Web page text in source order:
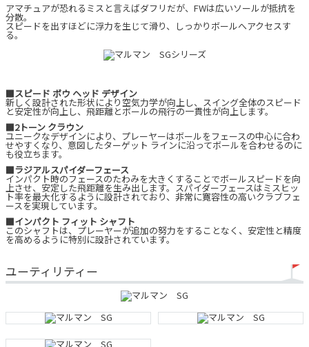
アマチュアが恐れるミスと言えばダフリだが、FWは広いソールが抵抗を
分散。
スピードを出すほどに浮力を生じて滑り、しっかりボールへアクセスす
る。
■スピード ボウ ヘッド デザイン
新しく設計された形状により空気力学が向上し、スイング全体のスピード
と安定性が向上し、飛距離とボールの飛行の一貫性が向上します。
■2トーン クラウン
ユニークなデザインにより、プレーヤーはボールをフェースの中心に合わ
せやすくなり、意図したターゲット ラインに沿ってボールを合わせるのに
も役立ちます。
■ラジアルスパイダーフェース
インパクト時のフェースのたわみを大きくすることでボールスピードを向
上させ、安定した飛距離を生み出します。スパイダーフェースはミスヒッ
ト率を最大化するように設計されており、非常に寛容性の高いクラブフェ
ースを実現しています。
■インパクト フィット シャフト
このシャフトは、プレーヤーが追加の努力をすることなく、安定性と精度
を高めるように特別に設計されています。
ユーティリティー